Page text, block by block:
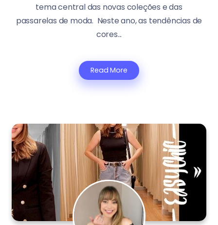
tema central das novas coleções e das
passarelas de moda. Neste ano, as tendências de
cores...
Read More